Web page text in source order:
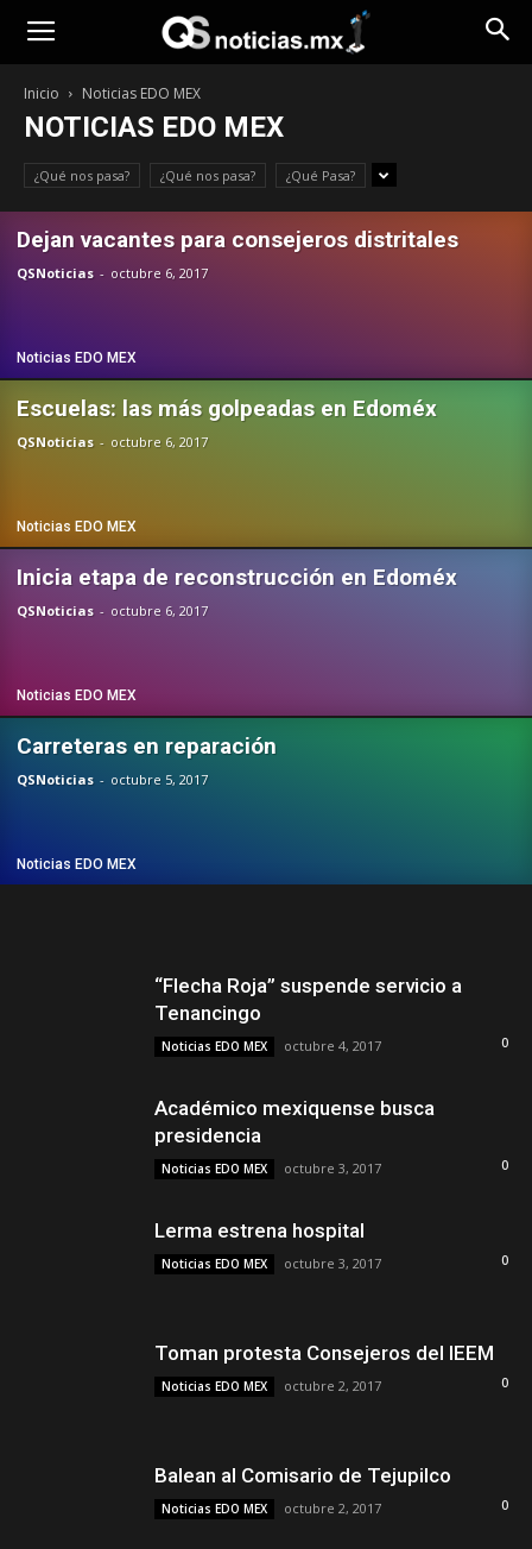
Inicio Noticias EDO MEX
NOTICIAS EDO MEX
¿Qué nos pasa? ¿Qué nos pasa? ¿Qué Pasa?
Noticias EDO MEX
Dejan vacantes para consejeros distritales
QSNoticias - octubre 6, 2017
Noticias EDO MEX
Escuelas: las más golpeadas en Edoméx
QSNoticias - octubre 6, 2017
Noticias EDO MEX
Inicia etapa de reconstrucción en Edoméx
QSNoticias - octubre 6, 2017
Noticias EDO MEX
Carreteras en reparación
QSNoticias - octubre 5, 2017
“Flecha Roja” suspende servicio a
Tenancingo
Noticias EDO MEX octubre 4, 2017 0
Académico mexiquense busca
presidencia
Noticias EDO MEX octubre 3, 2017 0
Lerma estrena hospital
Noticias EDO MEX octubre 3, 2017 0
Toman protesta Consejeros del IEEM
Noticias EDO MEX octubre 2, 2017 0
Balean al Comisario de Tejupilco
Noticias EDO MEX octubre 2, 2017 0